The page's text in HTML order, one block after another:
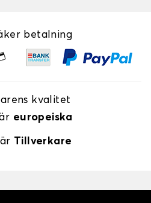
betalning
kvalitet
europeiska
Tillverkare